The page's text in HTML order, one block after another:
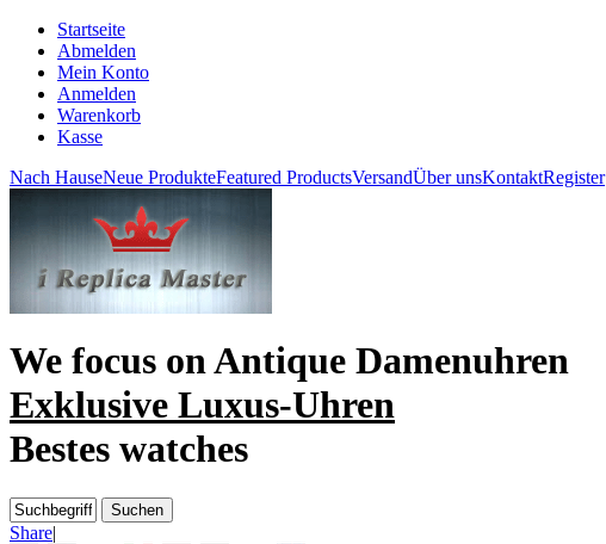
Startseite
Abmelden
Mein Konto
Anmelden
Warenkorb
Kasse
Nach HauseNeue ProdukteFeatured ProductsVersandÜber unsKontaktRegister
We focus onAntique Damenuhren
Exklusive Luxus-Uhren
Bestes watches
Share|